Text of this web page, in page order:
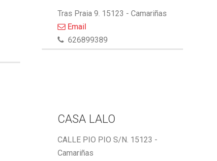
Tras Praia 9. 15123 - Camariñas
Email
626899389
CASA LALO
CALLE PIO PIO S/N. 15123 -
Camariñas